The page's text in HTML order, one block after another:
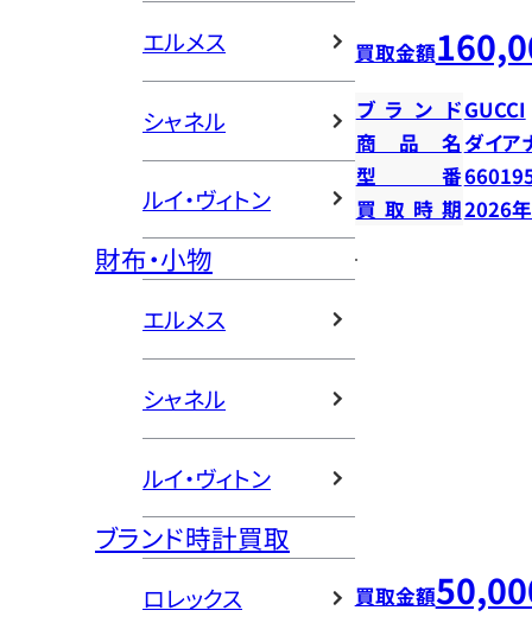
エルメス
シャネル
ルイ・ヴィトン
財布・小物
エルメス
シャネル
ルイ・ヴィトン
ブランド時計買取
ロレックス
買取金額
ブランドGUCCI
商品名ダイア
型番
買取時期2026
買取金額